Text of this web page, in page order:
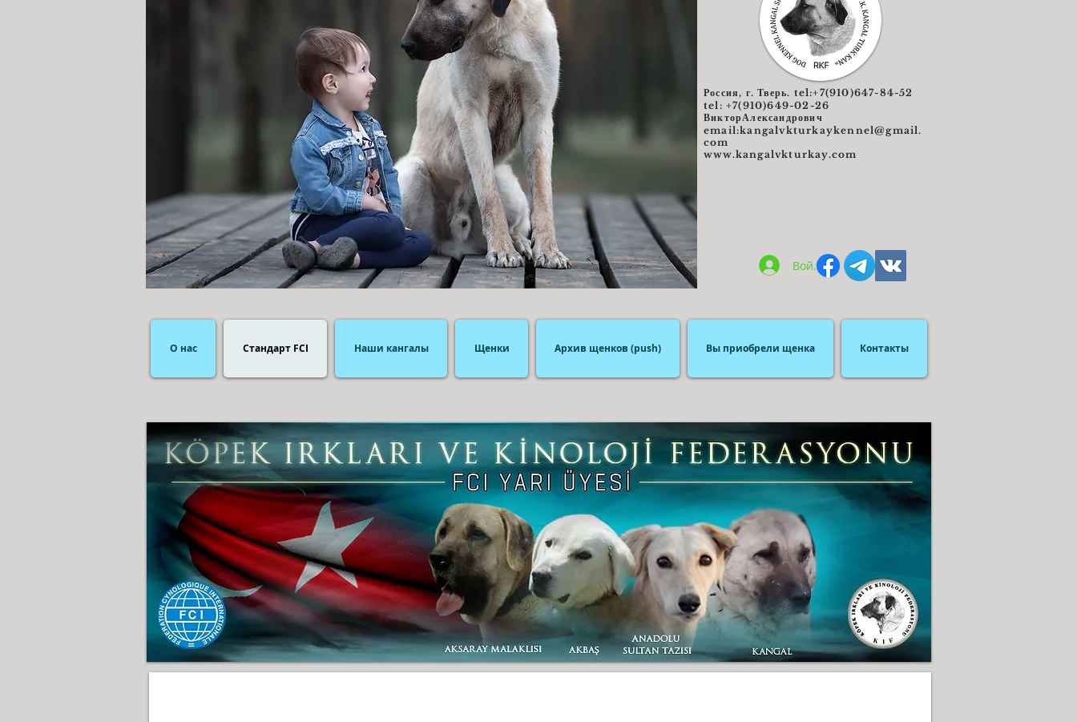
Россия, г. Тверь. tel:+7(910)647-84-52
tel: +7(910)649-02-26
ВикторАлександрович
email:kangalvkturkaykennel@gmail.
com
www.kangalvkturkay.com
Войти
О нас Стандарт FCI Наши кангалы Щенки Архив щенков (push) Вы приобрели щенка Контакты